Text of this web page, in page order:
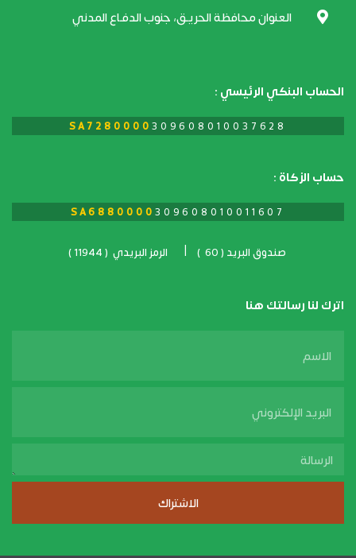
العنوان محافظة الحريـق، جنوب الدفـاع المدني
الحساب البنكي الرئيسي :
SA7280000309608010037628​​
حساب الزكاة :
SA6880000309608010011607
صندوق البريد ( 60 ) | الرمز البريدي ( 11944 )
اترك لنا رسالتك هنا
massage
الاشتراك